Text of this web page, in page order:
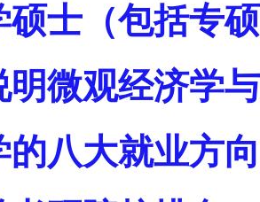
硕士（包括专
明微观经济学
的八大就业方